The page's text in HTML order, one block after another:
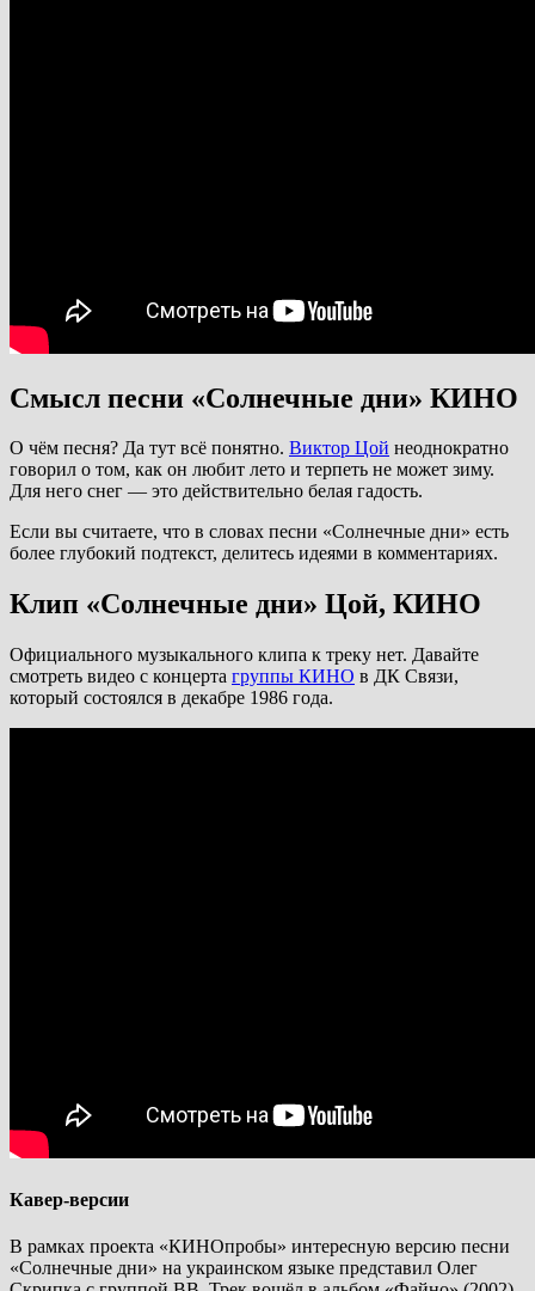
Смысл песни «Солнечные дни» КИНО
О чём песня? Да тут всё понятно. Виктор Цой неоднократно
говорил о том, как он любит лето и терпеть не может зиму.
Для него снег — это действительно белая гадость.
Если вы считаете, что в словах песни «Солнечные дни» есть
более глубокий подтекст, делитесь идеями в комментариях.
Клип «Солнечные дни» Цой, КИНО
Официального музыкального клипа к треку нет. Давайте
смотреть видео с концерта группы КИНО в ДК Связи,
который состоялся в декабре 1986 года.
Кавер-версии
В рамках проекта «КИНОпробы» интересную версию песни
«Солнечные дни» на украинском языке представил Олег